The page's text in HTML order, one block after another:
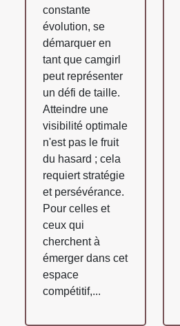
constante
évolution, se
démarquer en
tant que camgirl
peut représenter
un défi de taille.
Atteindre une
visibilité optimale
n'est pas le fruit
du hasard ; cela
requiert stratégie
et persévérance.
Pour celles et
ceux qui
cherchent à
émerger dans cet
espace
compétitif,...